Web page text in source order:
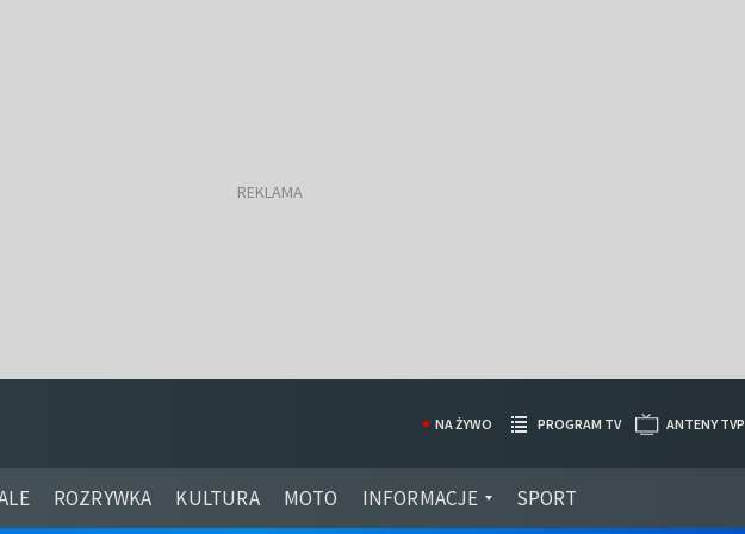
ROZRYWKA KULTURA MOTO INFORMACJE SPORT
NA ŻYWO PROGRAM TV ANTENY TVP